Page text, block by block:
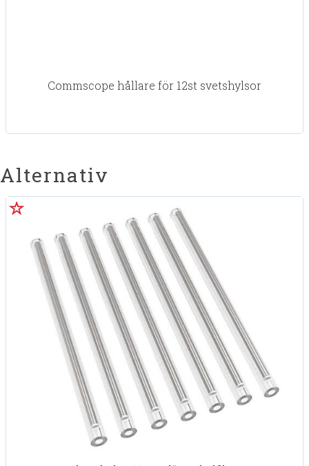
Commscope hållare för 12st svetshylsor
Alternativ